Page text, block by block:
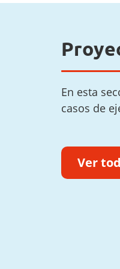
En esta
casos de
Ver